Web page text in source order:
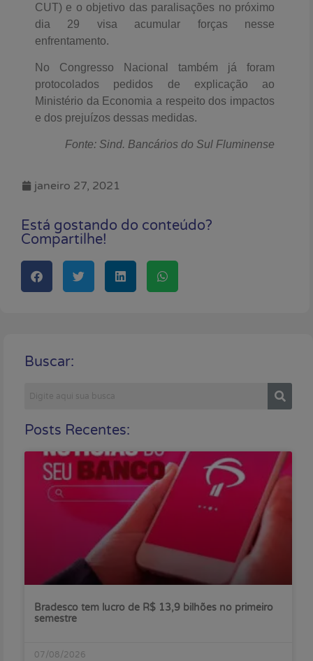
CUT) e o objetivo das paralisações no próximo
dia 29 visa acumular forças nesse
enfrentamento.
No Congresso Nacional também já foram
protocolados pedidos de explicação ao
Ministério da Economia a respeito dos impactos
e dos prejuízos dessas medidas.
Fonte: Sind. Bancários do Sul Fluminense
janeiro 27, 2021
Está gostando do conteúdo?
Compartilhe!
Buscar:
Posts Recentes:
Bradesco tem lucro de R$ 13,9 bilhões no primeiro
semestre
07/08/2026